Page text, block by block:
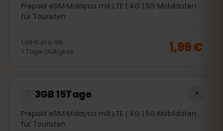
Prepaid eSIM Malaysia mit LTE | 4G | 5G Mobildaten
für Touristen
1,99 € pro GB
7Tage Gültigkeit 1,99 €
3GB 15Tage
Prepaid eSIM Malaysia mit LTE | 4G | 5G Mobildaten
für Touristen